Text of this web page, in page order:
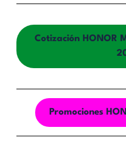
Cotización HONOR
Promociones